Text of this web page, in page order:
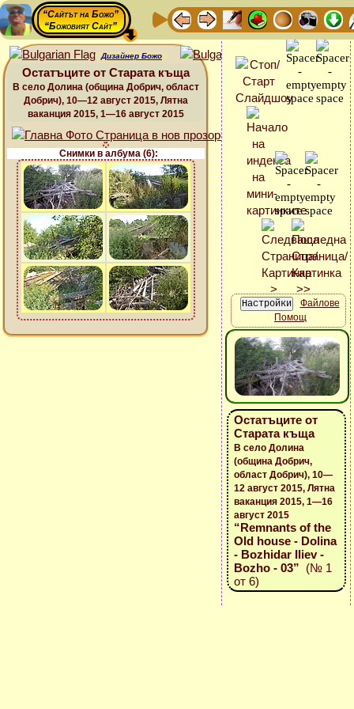
“Сайтът на Божо”
“Божовият Сайт”
Дизайнер Божо
Остатъците от Старата къща
В село Долина (община Добрич, област
Добрич), 10—12 август 2015, Лятна
ваканция 2015, 1—16 август 2015
Снимки в албума (6):
Файлове
Помощ
Остатъците от
Старата къща
В село Долина
(община Добрич,
област Добрич), 10—
12 август 2015, Лятна
ваканция 2015, 1—16
август 2015
“Remnants of the
Old house - Dolina
- Bozhidar Iliev -
Bozho - 03” (№ 1
от 6)